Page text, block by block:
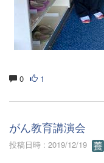
0 1
がん教育講演会
投稿日時 : 2019/12/19